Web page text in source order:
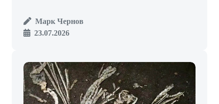
Марк Чернов
23.07.2026